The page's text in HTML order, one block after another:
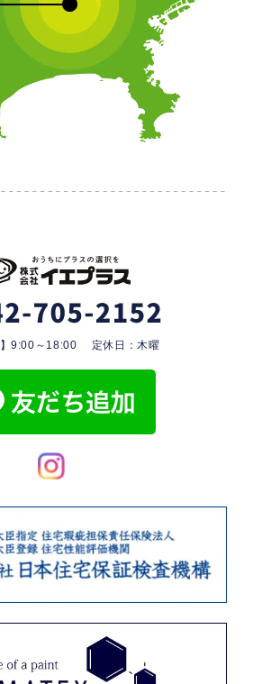
】9:00～18:00 定休日：木曜